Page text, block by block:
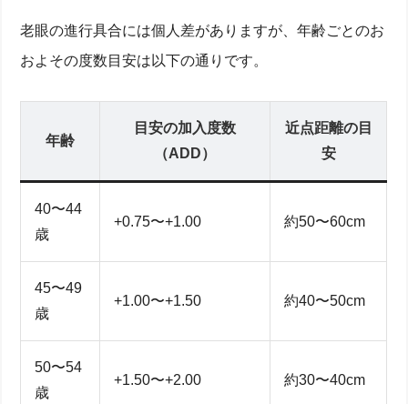
老眼の進行具合には個人差がありますが、年齢ごとのお
およその度数目安は以下の通りです。
年齢
目安の加入度数
（ADD）
近点距離の目
安
40〜44
歳
+0.75〜+1.00 約50〜60cm
45〜49
歳
+1.00〜+1.50 約40〜50cm
50〜54
歳
+1.50〜+2.00 約30〜40cm